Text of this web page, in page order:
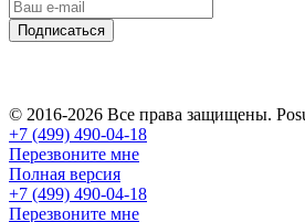
Подписаться
© 2016-2026 Все права защищены.
+7 (499) 490-04-18
Перезвоните мне
Полная версия
+7 (499) 490-04-18
Перезвоните мне